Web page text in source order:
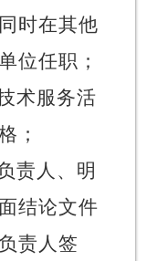
时在其他
位任职；
术服务活
；
责人、明
结论文件
责人签